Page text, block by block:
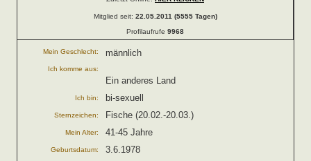
Mitglied seit: 22.05.2011 (5555 Tagen)
Profilaufrufe 9968
Mein Geschlecht: männlich
Ich komme aus:
Ein anderes Land
Ich bin: bi-sexuell
Sternzeichen: Fische (20.02.-20.03.)
Mein Alter: 41-45 Jahre
Geburtsdatum: 3.6.1978